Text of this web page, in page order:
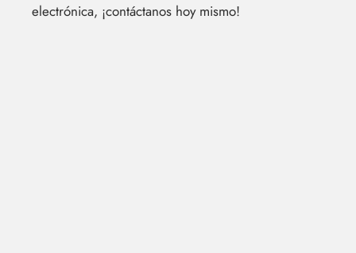
electrónica, ¡contáctanos hoy mismo!